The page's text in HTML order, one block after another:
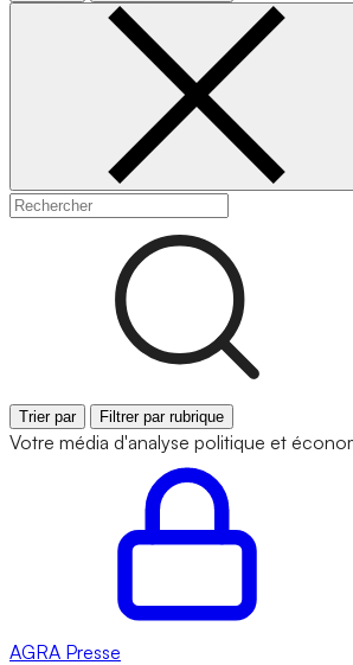
Trier par Filtrer par rubrique
Votre média d'analyse politique et
AGRA Presse